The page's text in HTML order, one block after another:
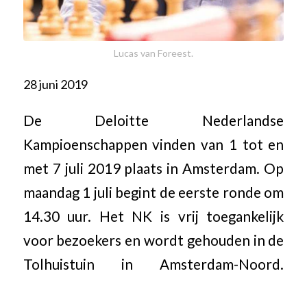
Lucas van Foreest.
28 juni 2019
De Deloitte Nederlandse
Kampioenschappen vinden van 1 tot en
met 7 juli 2019 plaats in Amsterdam. Op
maandag 1 juli begint de eerste ronde om
14.30 uur. Het NK is vrij toegankelijk
voor bezoekers en wordt gehouden in de
Tolhuistuin in Amsterdam-Noord.